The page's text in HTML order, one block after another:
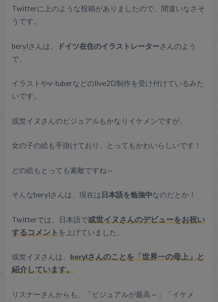
Twitterに上のような投稿がありましたので、間違いなさそ
うです。
berylさんは、 ドイツ在住のイラストレーターさんのよう
で、
イラストやv-tuberなどのlive2D制作を受け付けているみた
いです。
或世イヌさんのビジュアルもかなりイケメンですが、
女の子の絵も手掛けており、とってもかわいらしいです！
どの絵もとっても素敵ですね～
そんなberylさんは、現在は 日本語を勉強中なのだとか！
Twitterでは、日本語で或世イヌさんのデビューをお祝い
するコメントを上げていました。
或世イヌさんは、 berylさんのことを「世界一の母上」と
紹介しています。
リスナーさんからも、「ビジュアルが最高～」「イケメ